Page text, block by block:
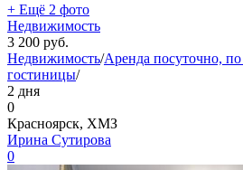
+ Ещё 2 фото
Недвижимость
3 200 руб.
Недвижимость/Аренда посуточно, по
гостиницы/
2 дня
0
Красноярск, ХМЗ
Ирина Сутирова
0